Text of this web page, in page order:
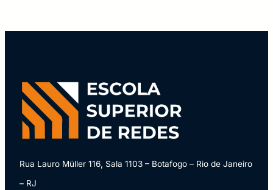
Rua Lauro Müller 116, Sala 1103 – Botafogo – Rio de Janeiro
– RJ